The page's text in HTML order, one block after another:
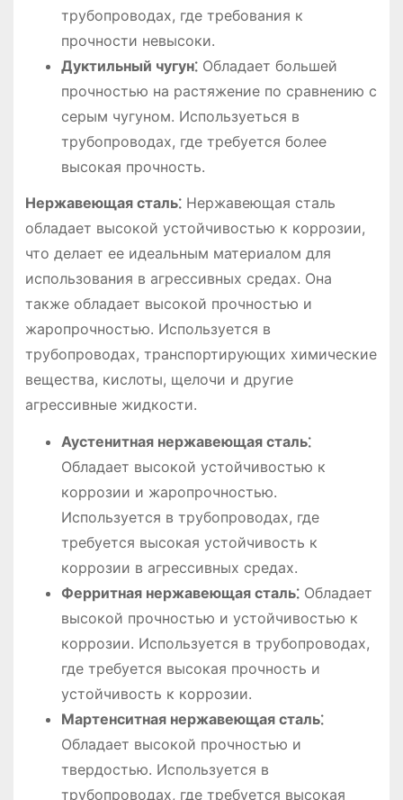
трубопроводах, где требования к
прочности невысоки.
Дуктильный чугун⁚Обладает большей
прочностью на растяжение по сравнению с
серым чугуном. Используеться в
трубопроводах, где требуется более
высокая прочность.
Нержавеющая сталь⁚Нержавеющая сталь
обладает высокой устойчивостью к коррозии,
что делает ее идеальным материалом для
использования в агрессивных средах. Она
также обладает высокой прочностью и
жаропрочностью. Используется в
трубопроводах, транспортирующих химические
вещества, кислоты, щелочи и другие
агрессивные жидкости.
Аустенитная нержавеющая сталь⁚
Обладает высокой устойчивостью к
коррозии и жаропрочностью.
Используется в трубопроводах, где
требуется высокая устойчивость к
коррозии в агрессивных средах.
Ферритная нержавеющая сталь⁚Обладает
высокой прочностью и устойчивостью к
коррозии. Используется в трубопроводах,
где требуется высокая прочность и
устойчивость к коррозии.
Мартенситная нержавеющая сталь⁚
Обладает высокой прочностью и
твердостью. Используется в
трубопроводах, где требуется высокая